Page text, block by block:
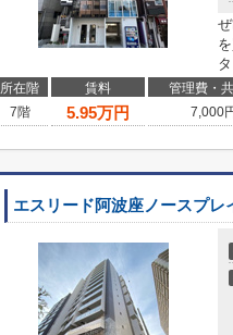
所在階 賃料 管理費・
7階
5.95万円 7,000
エスリード阿波座ノースプレ